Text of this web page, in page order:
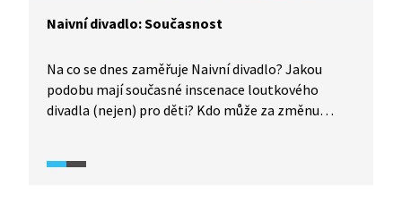
Naivní divadlo: Současnost
Na co se dnes zaměřuje Naivní divadlo? Jakou
podobu mají současné inscenace loutkového
divadla (nejen) pro děti? Kdo může za změnu
i jeho členy a tvůrce. Ve druhé části se dozvíte